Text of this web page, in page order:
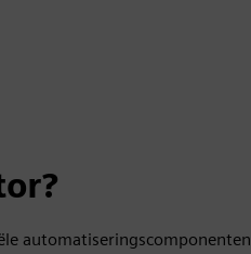
automatiseringscomponenten